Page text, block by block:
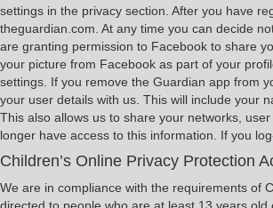
settings in the privacy section. After you have
theguardian.com. At any time you can decide
are granting permission to Facebook to share
your picture from Facebook as part of your
settings. If you remove the Guardian app from
your user details with us. This will include your
This also allows us to share your networks,
longer have access to this information. If you
Children’s Online Privacy Protection
We are in compliance with the requirements of